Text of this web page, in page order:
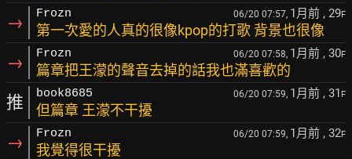
→ Frozn 06/20 07:57, 1月前 , 29F
第一次愛的人真的很像kpop的打歌 背景也很像
→ Frozn 06/20 07:58, 1月前 , 30F
篇章把王濛的聲音去掉的話我也滿喜歡的
推 book8685 06/20 07:59, 1月前 , 31 F
但篇章 王濛不干擾
→ Frozn 06/20 07:59, 1月前 , 32F
我覺得很干擾